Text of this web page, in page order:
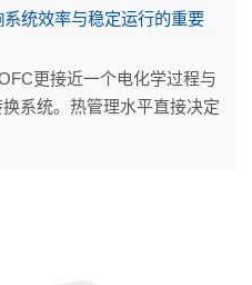
统效率与稳定运行的重要
更接近一个电化学过程与
系统。热管理水平直接决定